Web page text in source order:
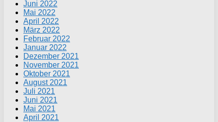
Juni 2022
Mai 2022
April 2022
März 2022
Februar 2022
Januar 2022
Dezember 2021
November 2021
Oktober 2021
August 2021
Juli 2021
Juni 2021
Mai 2021
April 2021